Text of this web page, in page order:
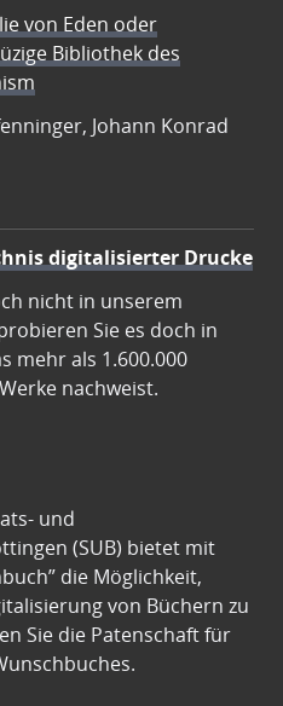
von Eden oder
Bibliothek des
Johann Konrad
digitalisierter Drucke
nicht in unserem
Sie es doch in
mehr als 1.600.000
nachweist.
und
(SUB) bietet mit
die Möglichkeit,
von Büchern zu
Sie die Patenschaft für